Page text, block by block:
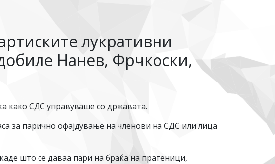
лукративни
Нанев, Фрчкоски,
како СДС управуваше со државата.
за парично офајдување на членови на СДС или лица
што се даваа пари на браќа на пратеници,